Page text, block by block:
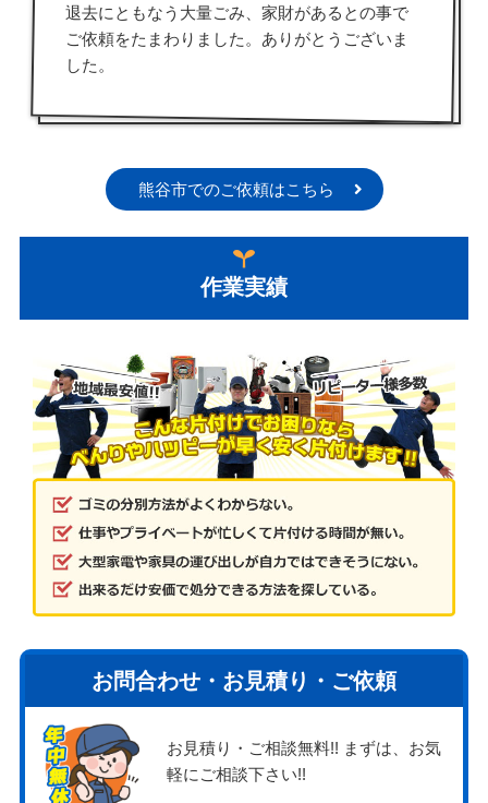
退去にともなう大量ごみ、家財があるとの事で
ご依頼をたまわりました。ありがとうございま
した。
熊谷市でのご依頼はこちら
作業実績
お問合わせ・お見積り・ご依頼
お見積り・ご相談無料!! まずは、お気
軽にご相談下さい!!